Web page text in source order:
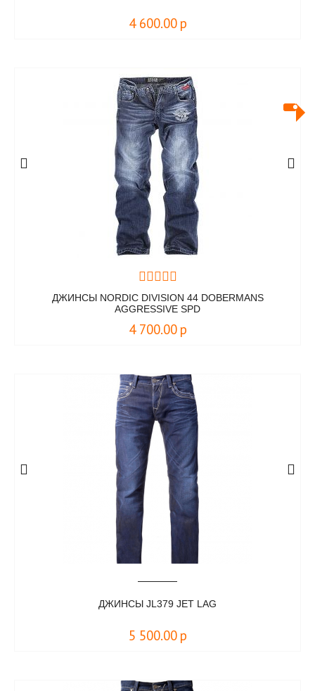
4 600.00 р
ДЖИНСЫ NORDIC DIVISION 44 DOBERMANS
AGGRESSIVE SPD
4 700.00 р
ДЖИНСЫ JL379 JET LAG
5 500.00 р